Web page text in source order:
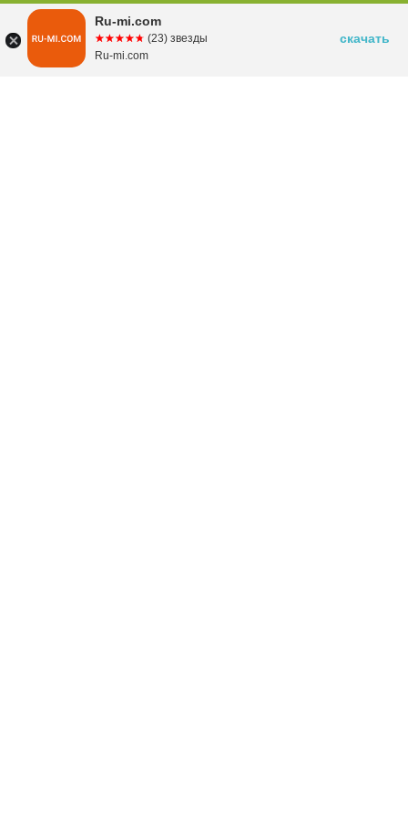
Ru-mi.com
☆☆☆☆☆
★★★★★ (23) звезды
Ru-mi.com
скачать